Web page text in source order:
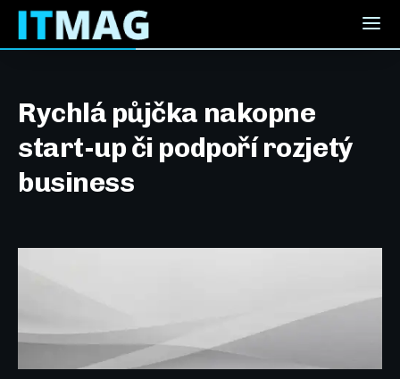
Rychlá půjčka nakopne
start-up či podpoří rozjetý
business